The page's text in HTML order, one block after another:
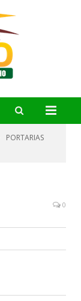
PORTARIAS
0